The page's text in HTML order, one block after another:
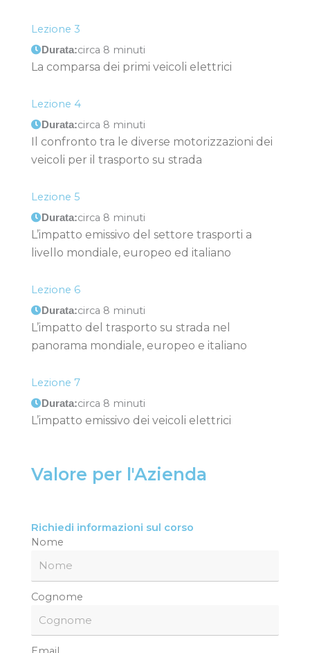
Lezione 3
Durata:circa 8 minuti
La comparsa dei primi veicoli elettrici
Lezione 4
Durata:circa 8 minuti
Il confronto tra le diverse motorizzazioni dei
veicoli per il trasporto su strada
Lezione 5
Durata:circa 8 minuti
L’impatto emissivo del settore trasporti a
livello mondiale, europeo ed italiano
Lezione 6
Durata:circa 8 minuti
L’impatto del trasporto su strada nel
panorama mondiale, europeo e italiano
Lezione 7
Durata:circa 8 minuti
L’impatto emissivo dei veicoli elettrici
Valore per l'Azienda
Richiedi informazioni sul corso
Nome
Cognome